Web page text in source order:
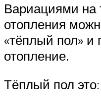
Вариациями на
отопления
«тёплый пол» и
отопление.
Тёплый пол это: